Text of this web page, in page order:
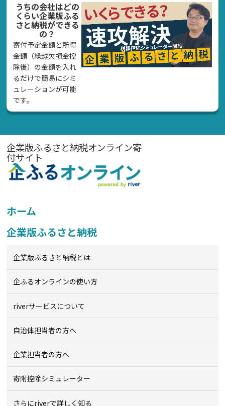
うちの会社はどの
くらい企業版ふる
さと納税ができる
の？
寄付予定金額と所得
金額（繰越欠損金控
除後）の金額を入れ
るだけで簡易にシミ
ュレーションが可能
です。
企業版ふるさと納税オンライン寄
付サイト
ホーム
企業版ふるさと納税
企業版ふるさと納税とは
企ふるオンラインの使い方
riverサービスについて
自治体担当者の方へ
企業担当者の方へ
寄附控除シミュレーター
さらにriverで詳しく知る